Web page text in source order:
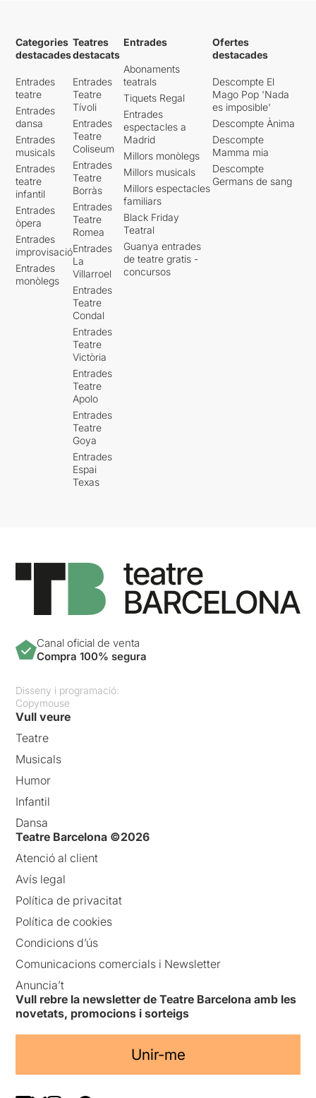
Categories
destacades
Entrades
teatre
Entrades
dansa
Entrades
musicals
Entrades
teatre
infantil
Entrades
òpera
Entrades
improvisació
Entrades
monòlegs
Teatres
destacats
Entrades
Teatre
Tívoli
Entrades
Teatre
Coliseum
Entrades
Teatre
Borràs
Entrades
Teatre
Romea
Entrades
La
Villarroel
Entrades
Teatre
Condal
Entrades
Teatre
Victòria
Entrades
Teatre
Apolo
Entrades
Teatre
Goya
Entrades
Espai
Texas
Entrades
Abonaments
teatrals
Tiquets Regal
Entrades
espectacles a
Madrid
Millors monòlegs
Millors musicals
Millors espectacles
familiars
Black Friday
Teatral
Guanya entrades
de teatre gratis -
concursos
Ofertes
destacades
Descompte El
Mago Pop 'Nada
es imposible'
Descompte Ànima
Descompte
Mamma mia
Descompte
Germans de sang
Canal oficial de venta
Compra 100% segura
Disseny i programació:
Copymouse
Vull veure
Teatre
Musicals
Humor
Infantil
Dansa
Teatre Barcelona ©2026
Atenció al client
Avís legal
Política de privacitat
Política de cookies
Condicions d’ús
Comunicacions comercials i Newsletter
Anuncia’t
Vull rebre la newsletter de Teatre Barcelona amb les
novetats, promocions i sorteigs
Unir-me